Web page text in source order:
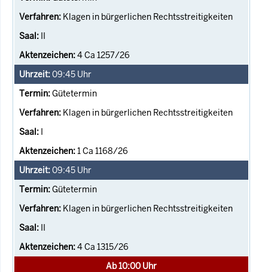
Klagen in bürgerlichen Rechtsstreitigkeiten
II
4 Ca 1257/26
09:45 Uhr
Gütetermin
Klagen in bürgerlichen Rechtsstreitigkeiten
I
1 Ca 1168/26
09:45 Uhr
Gütetermin
Klagen in bürgerlichen Rechtsstreitigkeiten
II
4 Ca 1315/26
Ab 10:00 Uhr